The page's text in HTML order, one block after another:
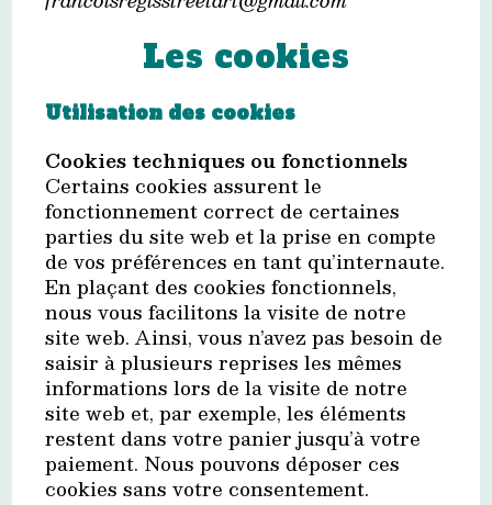
Les cookies
Utilisation des cookies
Cookies techniques ou fonctionnels
Certains cookies assurent le
fonctionnement correct de certaines
parties du site web et la prise en compte
de vos préférences en tant qu’internaute.
En plaçant des cookies fonctionnels,
nous vous facilitons la visite de notre
site web. Ainsi, vous n’avez pas besoin de
saisir à plusieurs reprises les mêmes
informations lors de la visite de notre
site web et, par exemple, les éléments
restent dans votre panier jusqu’à votre
paiement. Nous pouvons déposer ces
cookies sans votre consentement.